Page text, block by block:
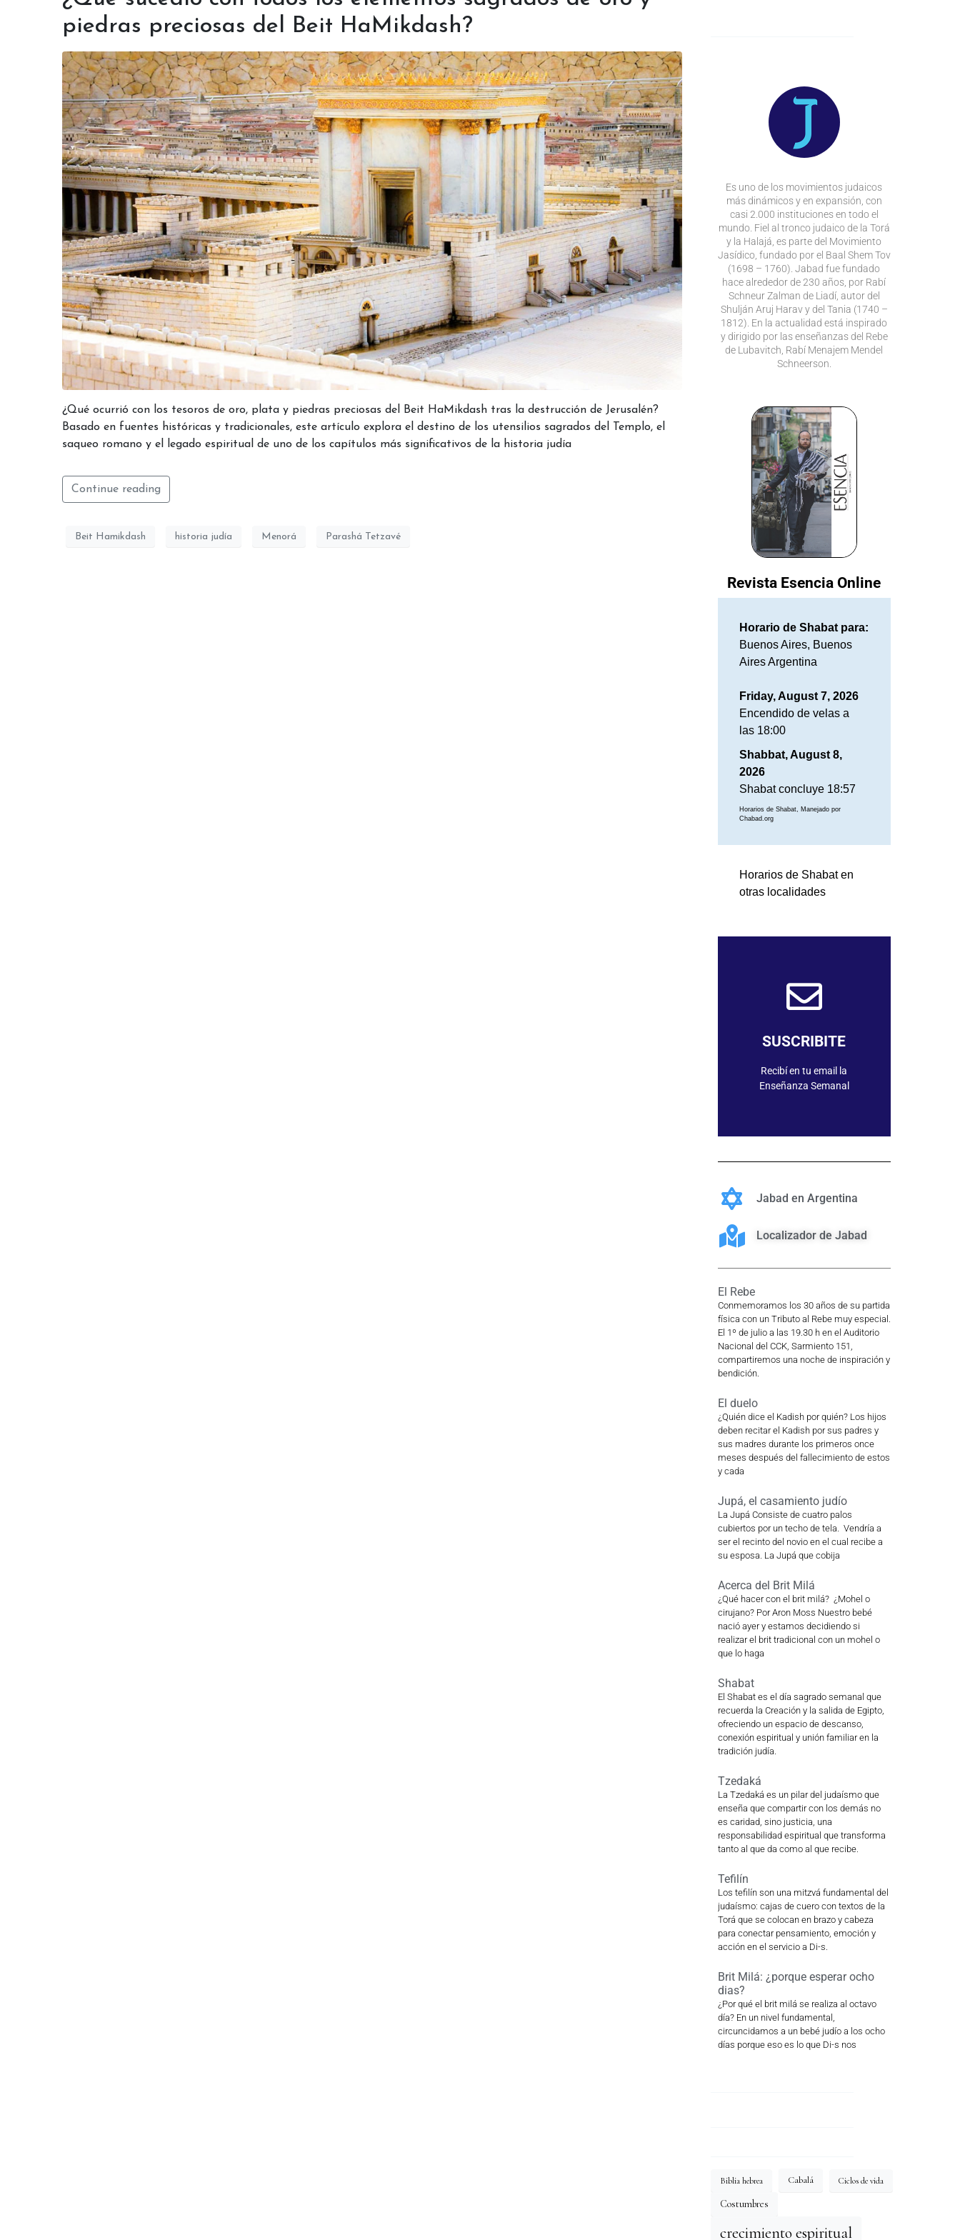
piedras preciosas del Beit HaMikdash?
¿Qué ocurrió con los tesoros de oro, plata y piedras preciosas del Beit HaMikdash tras la destrucción de Jerusalén?
Basado en fuentes históricas y tradicionales, este artículo explora el destino de los utensilios sagrados del Templo, el
saqueo romano y el legado espiritual de uno de los capítulos más significativos de la historia judía
Continue reading
Beit Hamikdash historia judía Menorá Parashá Tetzavé
Es uno de los movimientos judaicos
más dinámicos y en expansión, con
casi 2.000 instituciones en todo el
mundo. Fiel al tronco judaico de la Torá
y la Halajá, es parte del Movimiento
Jasídico, fundado por el Baal Shem Tov
(1698 – 1760). Jabad fue fundado
hace alrededor de 230 años, por Rabí
Schneur Zalman de Liadí, autor del
Shulján Aruj Harav y del Tania (1740 –
1812). En la actualidad está inspirado
y dirigido por las enseñanzas del Rebe
de Lubavitch, Rabí Menajem Mendel
Schneerson.
Revista Esencia Online
Horario de Shabat para:
Buenos Aires, Buenos
Aires Argentina
Friday, August 7, 2026
Encendido de velas a
las 18:00
Shabbat, August 8,
2026
Shabat concluye 18:57
Horarios de Shabat, Manejado por
Chabad.org
Horarios de Shabat en
otras localidades
SUSCRIBITE
Recibí en tu email la
Enseñanza Semanal
SUSCRIBIRME
Jabad en Argentina
Localizador de Jabad
El Rebe
Conmemoramos los 30 años de su partida
física con un Tributo al Rebe muy especial.
El 1º de julio a las 19.30 h en el Auditorio
Nacional del CCK, Sarmiento 151,
compartiremos una noche de inspiración y
bendición.
El duelo
¿Quién dice el Kadish por quién? Los hijos
deben recitar el Kadish por sus padres y
sus madres durante los primeros once
meses después del fallecimiento de estos
y cada
Jupá, el casamiento judío
La Jupá Consiste de cuatro palos
cubiertos por un techo de tela. Vendría a
ser el recinto del novio en el cual recibe a
su esposa. La Jupá que cobija
Acerca del Brit Milá
¿Qué hacer con el brit milá? ¿Mohel o
cirujano? Por Aron Moss Nuestro bebé
nació ayer y estamos decidiendo si
realizar el brit tradicional con un mohel o
que lo haga
Shabat
El Shabat es el día sagrado semanal que
recuerda la Creación y la salida de Egipto,
ofreciendo un espacio de descanso,
conexión espiritual y unión familiar en la
tradición judía.
Tzedaká
La Tzedaká es un pilar del judaísmo que
enseña que compartir con los demás no
es caridad, sino justicia, una
responsabilidad espiritual que transforma
tanto al que da como al que recibe.
Tefilín
Los tefilín son una mitzvá fundamental del
judaísmo: cajas de cuero con textos de la
Torá que se colocan en brazo y cabeza
para conectar pensamiento, emoción y
acción en el servicio a Di-s.
Brit Milá: ¿porque esperar ocho
dias?
¿Por qué el brit milá se realiza al octavo
día? En un nivel fundamental,
circuncidamos a un bebé judío a los ocho
días porque eso es lo que Di-s nos
Biblia hebrea Cabalá Ciclos de vida
Costumbres
crecimiento espiritual